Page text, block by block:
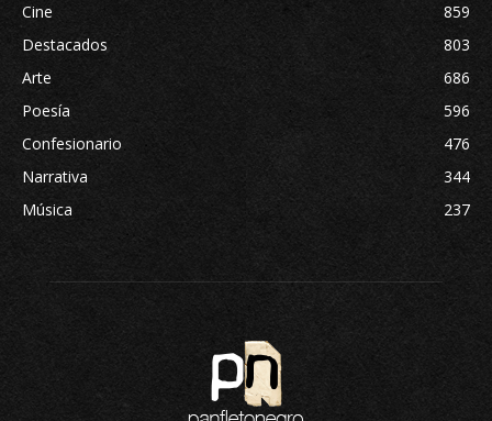
Cine
859
Destacados
803
Arte
686
Poesía
596
Confesionario
476
Narrativa
344
Música
237